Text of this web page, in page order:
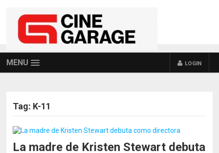
MENU LOGIN
Tag: K-11
La madre de Kristen Stewart debuta